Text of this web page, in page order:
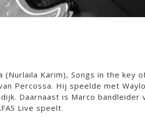
Karim), Songs in the key
Percossa. Hij speelde met
Daarnaast is Marco bandleider
Live speelt.